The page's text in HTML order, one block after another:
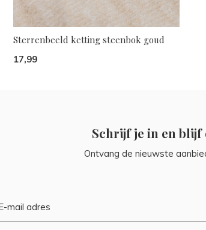
Sterrenbeeld ketting steenbok goud
17,99
Schrijf je in en blijf
Ontvang de nieuwste